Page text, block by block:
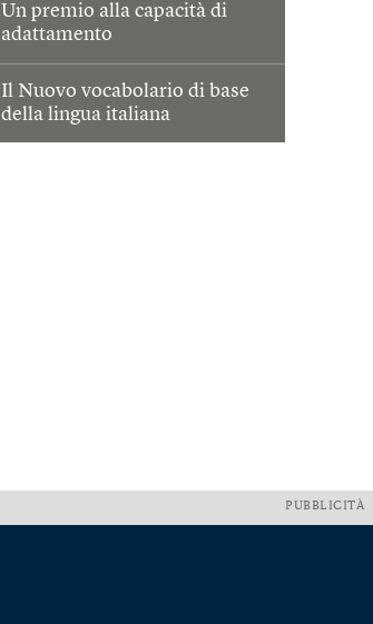
Un premio alla capacità di
adattamento
Il Nuovo vocabolario di base
della lingua italiana
PUBBLICITÀ